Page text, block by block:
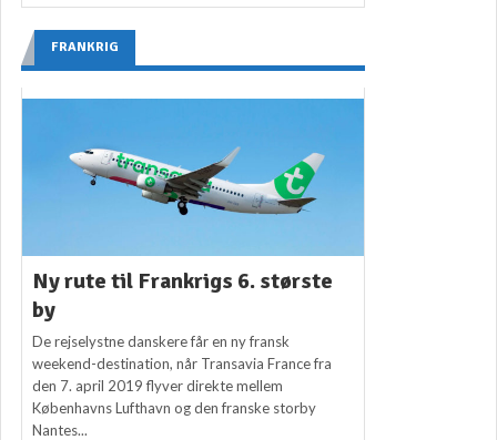
FRANKRIG
Ny rute til Frankrigs 6. største
by
De rejselystne danskere får en ny fransk
weekend-destination, når Transavia France fra
den 7. april 2019 flyver direkte mellem
Københavns Lufthavn og den franske storby
Nantes...